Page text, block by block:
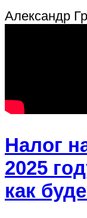
Александр
Налог
2025
как